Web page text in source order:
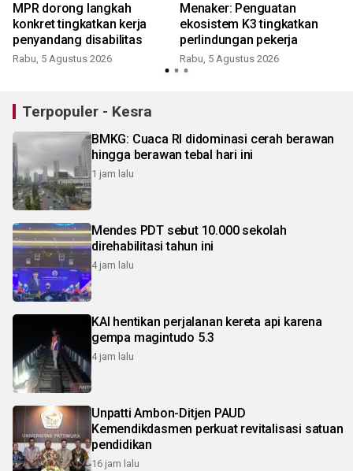
MPR dorong langkah
konkret tingkatkan kerja
penyandang disabilitas
Rabu, 5 Agustus 2026
Menaker: Penguatan
ekosistem K3 tingkatkan
perlindungan pekerja
Rabu, 5 Agustus 2026
Terpopuler - Kesra
BMKG: Cuaca RI didominasi cerah berawan
hingga berawan tebal hari ini
1 jam lalu
Mendes PDT sebut 10.000 sekolah
direhabilitasi tahun ini
4 jam lalu
KAI hentikan perjalanan kereta api karena
gempa magintudo 5.3
4 jam lalu
Unpatti Ambon-Ditjen PAUD
Kemendikdasmen perkuat revitalisasi satuan
pendidikan
16 jam lalu